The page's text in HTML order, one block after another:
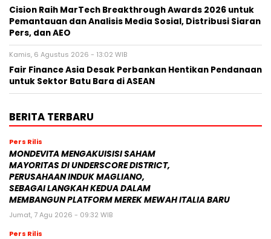
Cision Raih MarTech Breakthrough Awards 2026 untuk
Pemantauan dan Analisis Media Sosial, Distribusi Siaran
Pers, dan AEO
Kamis, 6 Agustus 2026 - 13:02 WIB
Fair Finance Asia Desak Perbankan Hentikan Pendanaan
untuk Sektor Batu Bara di ASEAN
BERITA TERBARU
Pers Rilis
MONDEVITA MENGAKUISISI SAHAM
MAYORITAS DI UNDERSCORE DISTRICT,
PERUSAHAAN INDUK MAGLIANO,
SEBAGAI LANGKAH KEDUA DALAM
MEMBANGUN PLATFORM MEREK MEWAH ITALIA BARU
Jumat, 7 Agu 2026 - 09:32 WIB
Pers Rilis